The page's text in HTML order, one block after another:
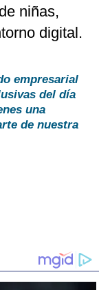
niñas,
digital.
empresarial
del día
una
de nuestra